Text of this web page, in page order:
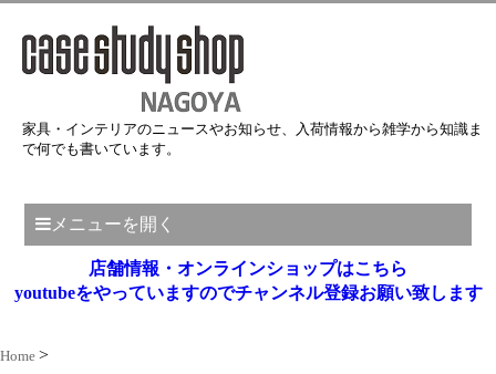
家具・インテリアのニュースやお知らせ、入荷情報から雑学から知識ま
で何でも書いています。
メニューを開く
店舗情報・オンラインショップはこちら
youtubeをやっていますのでチャンネル登録お願い致します
Home